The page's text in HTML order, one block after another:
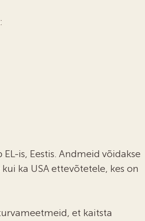
is, Eestis. Andmeid võidakse
ka USA ettevõtetele, kes on
et kaitsta